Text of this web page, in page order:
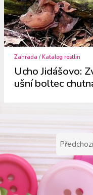
Zahrada /Katalog rostlin
Ucho Jidášovo:
ušní boltec
Předchozí